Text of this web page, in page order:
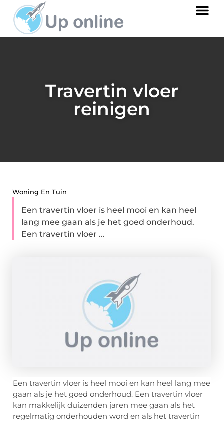
Travertin vloer
reinigen
Woning En Tuin
Een travertin vloer is heel mooi en kan heel
lang mee gaan als je het goed onderhoud.
Een travertin vloer ...
Een travertin vloer is heel mooi en kan heel lang mee
gaan als je het goed onderhoud. Een travertin vloer
kan makkelijk duizenden jaren mee gaan als het
regelmatig onderhouden word en als het travertin